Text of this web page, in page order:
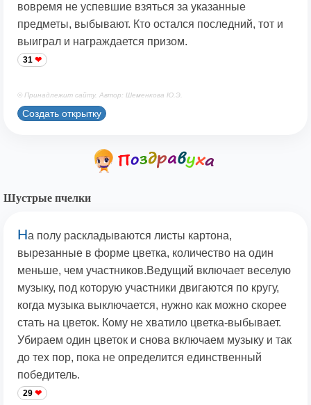
вовремя не успевшие взяться за указанные
предметы, выбывают. Кто остался последний, тот и
выиграл и награждается призом.
31
© Принадлежит сайту. Автор: Шеменкова Ю.Э.
Создать открытку
Шустрые пчелки
На полу раскладываются листы картона,
вырезанные в форме цветка, количество на один
меньше, чем участников.Ведущий включает веселую
музыку, под которую участники двигаются по кругу,
когда музыка выключается, нужно как можно скорее
стать на цветок. Кому не хватило цветка-выбывает.
Убираем один цветок и снова включаем музыку и так
до тех пор, пока не определится единственный
победитель.
29